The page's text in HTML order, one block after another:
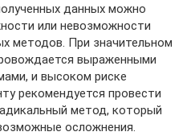
данных можно
или невозможности
методов. При значительном
выраженными
и высоком риске
рекомендуется провести
метод, который
осложнения.